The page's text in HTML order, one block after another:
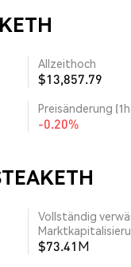
Allzeithoch
$13,857.79
Preisänderung
-0.20%
Vollständig
$73.41M